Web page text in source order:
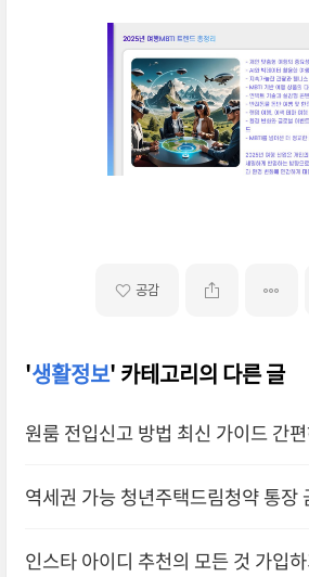
공감
'생활정보' 카테고리의 다른 글
원룸 전입신고 방법 최신 가이드 간
역세권 가능 청년주택드림청약 통장
인스타 아이디 추천의 모든 것 가입